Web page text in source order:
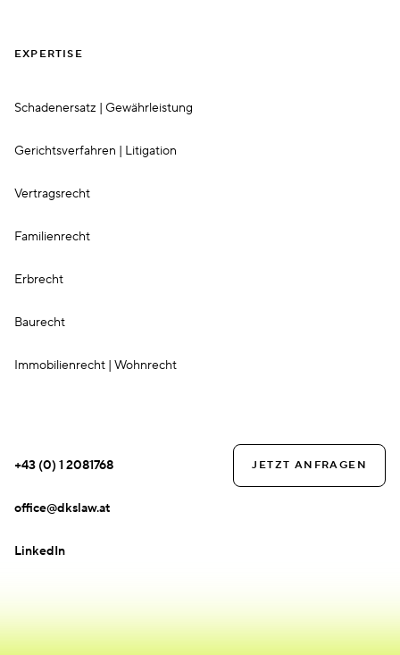
EXPERTISE
Schadenersatz | Gewährleistung
Gerichtsverfahren | Litigation
Vertragsrecht
Familienrecht
Erbrecht
Baurecht
Immobilienrecht | Wohnrecht
+43 (0) 1 2081768
office@dkslaw.at
LinkedIn
JETZT ANFRAGEN